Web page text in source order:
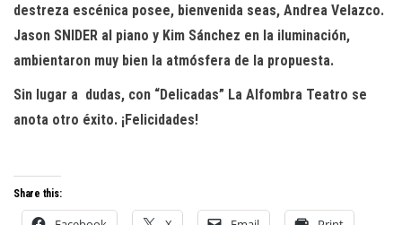
destreza escénica posee, bienvenida seas, Andrea Velazco.
Jason SNIDER al piano y Kim Sánchez en la iluminación,
ambientaron muy bien la atmósfera de la propuesta.
Sin lugar a dudas, con “Delicadas” La Alfombra Teatro se
anota otro éxito. ¡Felicidades!
Share this: